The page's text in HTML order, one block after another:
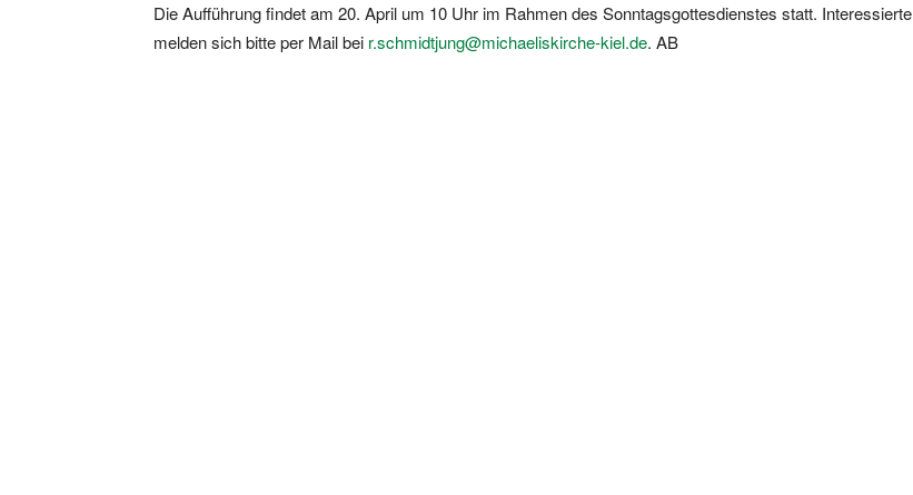
Die Aufführung findet am 20. April um 10 Uhr im Rahmen des Sonntagsgottesdienstes statt. Interessierte
melden sich bitte per Mail bei r.schmidtjung@michaeliskirche-kiel.de. AB